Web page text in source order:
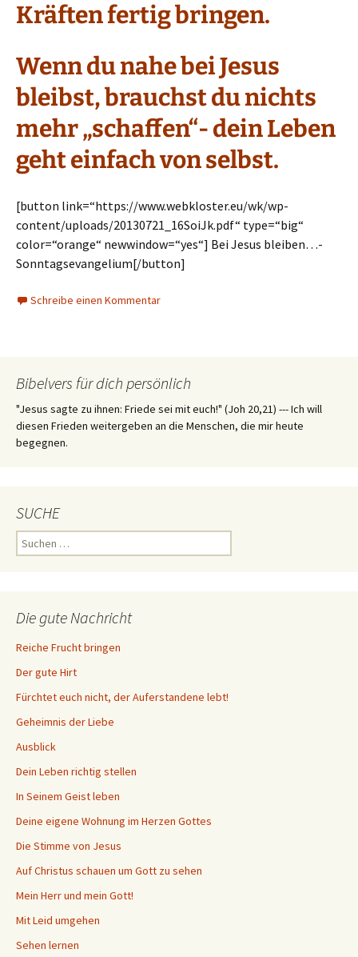
Kräften fertig bringen.
Wenn du nahe bei Jesus
bleibst, brauchst du nichts
mehr „schaffen“- dein Leben
geht einfach von selbst.
[button link=“https://www.webkloster.eu/wk/wp-
content/uploads/20130721_16SoiJk.pdf“ type=“big“
color=“orange“ newwindow=“yes“] Bei Jesus bleiben…-
Sonntagsevangelium[/button]
Schreibe einen Kommentar
Bibelvers für dich persönlich
"Jesus sagte zu ihnen: Friede sei mit euch!" (Joh 20,21) --- Ich will
diesen Frieden weitergeben an die Menschen, die mir heute
begegnen.
SUCHE
Suchen
nach:
Die gute Nachricht
Reiche Frucht bringen
Der gute Hirt
Fürchtet euch nicht, der Auferstandene lebt!
Geheimnis der Liebe
Ausblick
Dein Leben richtig stellen
In Seinem Geist leben
Deine eigene Wohnung im Herzen Gottes
Die Stimme von Jesus
Auf Christus schauen um Gott zu sehen
Mein Herr und mein Gott!
Mit Leid umgehen
Sehen lernen